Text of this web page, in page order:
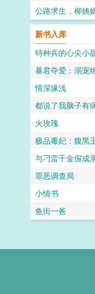
公路求生，柳姨
新书入库
特种兵的心尖小
暴君夺爱：溺宠
情深缘浅
都说了我脑子有
火玫瑰
极品毒妃：腹黑
与刁蛮千金假成
罪恶调查局
小情书
鱼街一爸